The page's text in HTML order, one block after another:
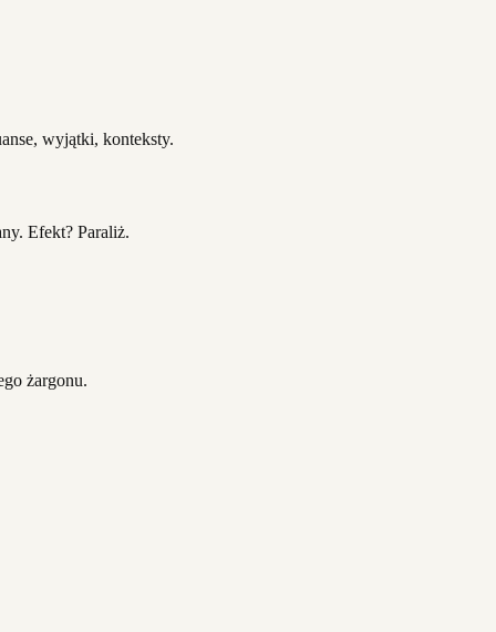
wyjątki, konteksty.
Efekt? Paraliż.
żargonu.